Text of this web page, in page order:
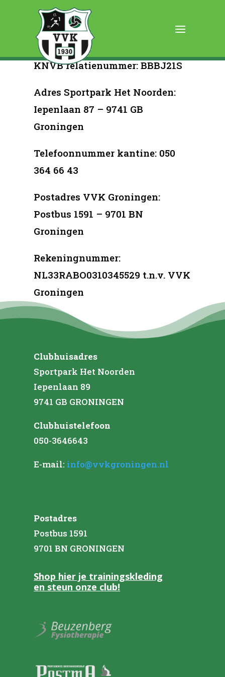
Overige informatie
KNVB relatienummer: BBBJ21S
Adres Sportpark Het Noorden:
Iepenlaan 87 – 9741 GB
Groningen
Telefoonnummer kantine: 050
364 66 43
Postadres VVK Groningen:
Postbus 1591 – 9701 BN
Groningen
Rekeningnummer:
NL33RABO0310345529 t.n.v. VVK
Groningen
Clubhuisadres
Sportpark Het Noorden
Iepenlaan 89
9741 GB GRONINGEN
Clubhuistelefoon
050-3646643
E-mail: info@vvkgroningen.nl
Postadres
Postbus 1591
9701 BN GRONINGEN
Shop hier je trainingskleding
en steun onze club!